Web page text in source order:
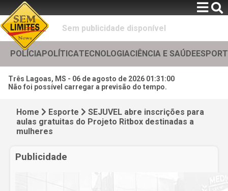
Sem publicidade disponível
POLÍCIAPOLÍTICATECNOLOGIACIÊNCIA E SAÚDE
Três Lagoas, MS - 06 de agosto de 2026 01:31:02
Não foi possível carregar a previsão do tempo.
Home Esporte
SEJUVEL abre inscrições para
aulas gratuitas do Projeto Ritbox destinadas a
mulheres
Publicidade